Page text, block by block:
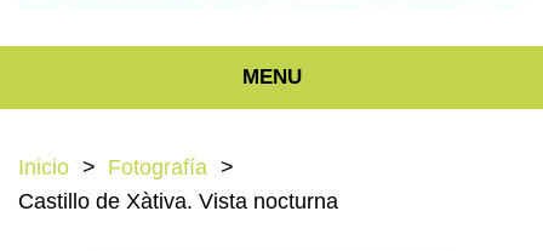
MENU
Inicio
Fotografía
Castillo de Xàtiva. Vista nocturna